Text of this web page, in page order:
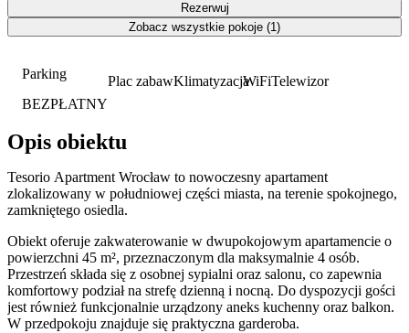
Parking
BEZPŁATNY
Plac zabawKlimatyzacjaWiFiTelewizor
Opis obiektu
Tesorio Apartment Wrocław to nowoczesny apartament
zlokalizowany w południowej części miasta, na terenie spokojnego,
zamkniętego osiedla.
Obiekt oferuje zakwaterowanie w dwupokojowym apartamencie o
powierzchni 45 m², przeznaczonym dla maksymalnie 4 osób.
Przestrzeń składa się z osobnej sypialni oraz salonu, co zapewnia
komfortowy podział na strefę dzienną i nocną. Do dyspozycji gości
jest również funkcjonalnie urządzony aneks kuchenny oraz balkon.
W przedpokoju znajduje się praktyczna garderoba.
Rezerwuj
Zobacz wszystkie pokoje (1)